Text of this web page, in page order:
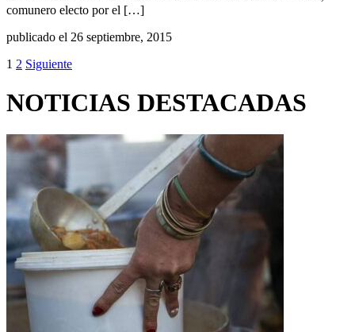
comunero electo por el […]
publicado el 26 septiembre, 2015
1 2 Siguiente
NOTICIAS DESTACADAS